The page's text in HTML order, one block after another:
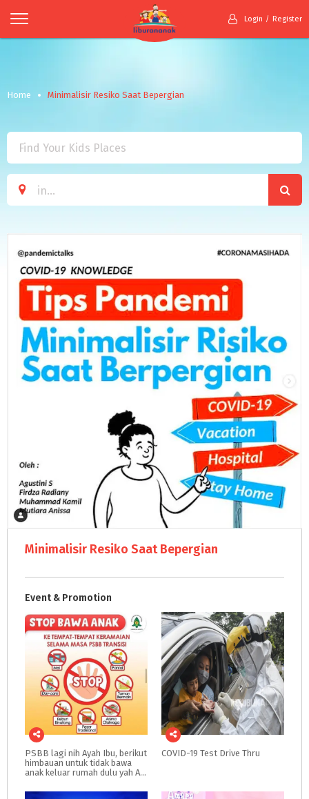
Login Register
Home Minimalisir Resiko Saat Bepergian
Minimalisir Resiko Saat Bepergian
Event & Promotion
PSBB lagi nih Ayah Ibu, berikut
himbauan untuk tidak bawa
anak keluar rumah dulu yah Ayah Ibu
COVID-19 Test Drive Thru